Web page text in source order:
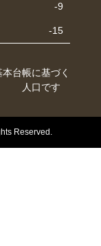
-9
-15
台帳に基づく
人口です
Reserved.